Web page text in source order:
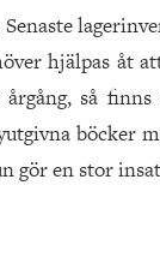
hjälpas åt
så
böcker
gör en stor